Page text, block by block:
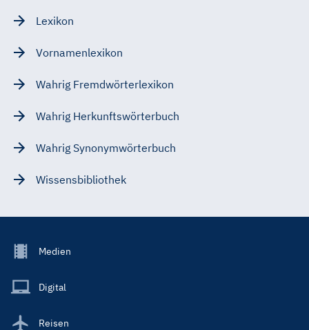
Lexikon
Vornamenlexikon
Wahrig Fremdwörterlexikon
Wahrig Herkunftswörterbuch
Wahrig Synonymwörterbuch
Wissensbibliothek
Footer
Main
Medien
Digital
Reisen